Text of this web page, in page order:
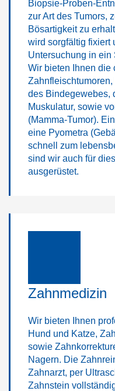
Biopsie-Proben-
zur Art des Tumors,
Bösartigkeit zu
wird sorgfältig fixiert
Untersuchung in
Wir bieten Ihnen die
des Bindegewebes,
Muskulatur, sowie
(Mamma-Tumor).
eine Pyometra
schnell zum
sind wir auch für
ausgerüstet.
Zahnmedizin
Wir bieten Ihnen
Hund und Katze,
sowie
Nagern. Die
Zahnarzt, per
Zahnstein